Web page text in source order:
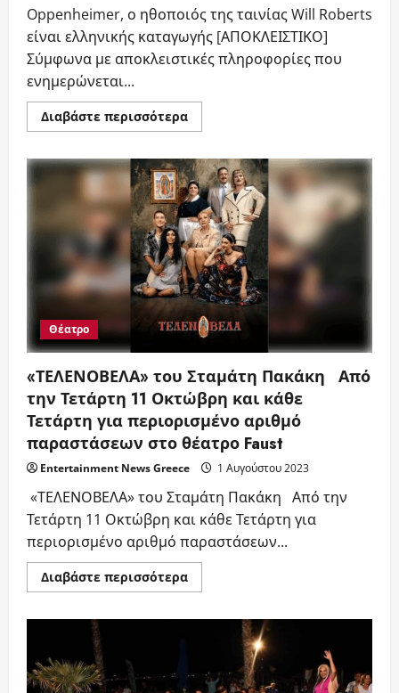
Oppenheimer, ο ηθοποιός της ταινίας Will Roberts
είναι ελληνικής καταγωγής [ΑΠΟΚΛΕΙΣΤΙΚΟ]
Σύμφωνα με αποκλειστικές πληροφορίες που
ενημερώνεται...
Διαβάστε περισσότεραRead
more
ο
ηθοποιός
της
ταινίας
Will
Roberts
είναι
ελληνικής
καταγωγής
[ΑΠΟΚΛΕΙΣΤΙΚΟ]
Θέατρο
«ΤΕΛΕΝΟΒΕΛΑ» του Σταμάτη Πακάκη Από
την Τετάρτη 11 Οκτώβρη και κάθε
Τετάρτη για περιορισμένο αριθμό
παραστάσεων στο θέατρο Faust
Entertainment News Greece 1 Αυγούστου 2023
«ΤΕΛΕΝΟΒΕΛΑ» του Σταμάτη Πακάκη Από την
Τετάρτη 11 Οκτώβρη και κάθε Τετάρτη για
περιορισμένο αριθμό παραστάσεων...
Διαβάστε περισσότεραRead
more
Από
την